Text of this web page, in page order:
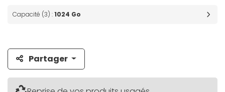
Capacité (3) :1024 Go
Partager